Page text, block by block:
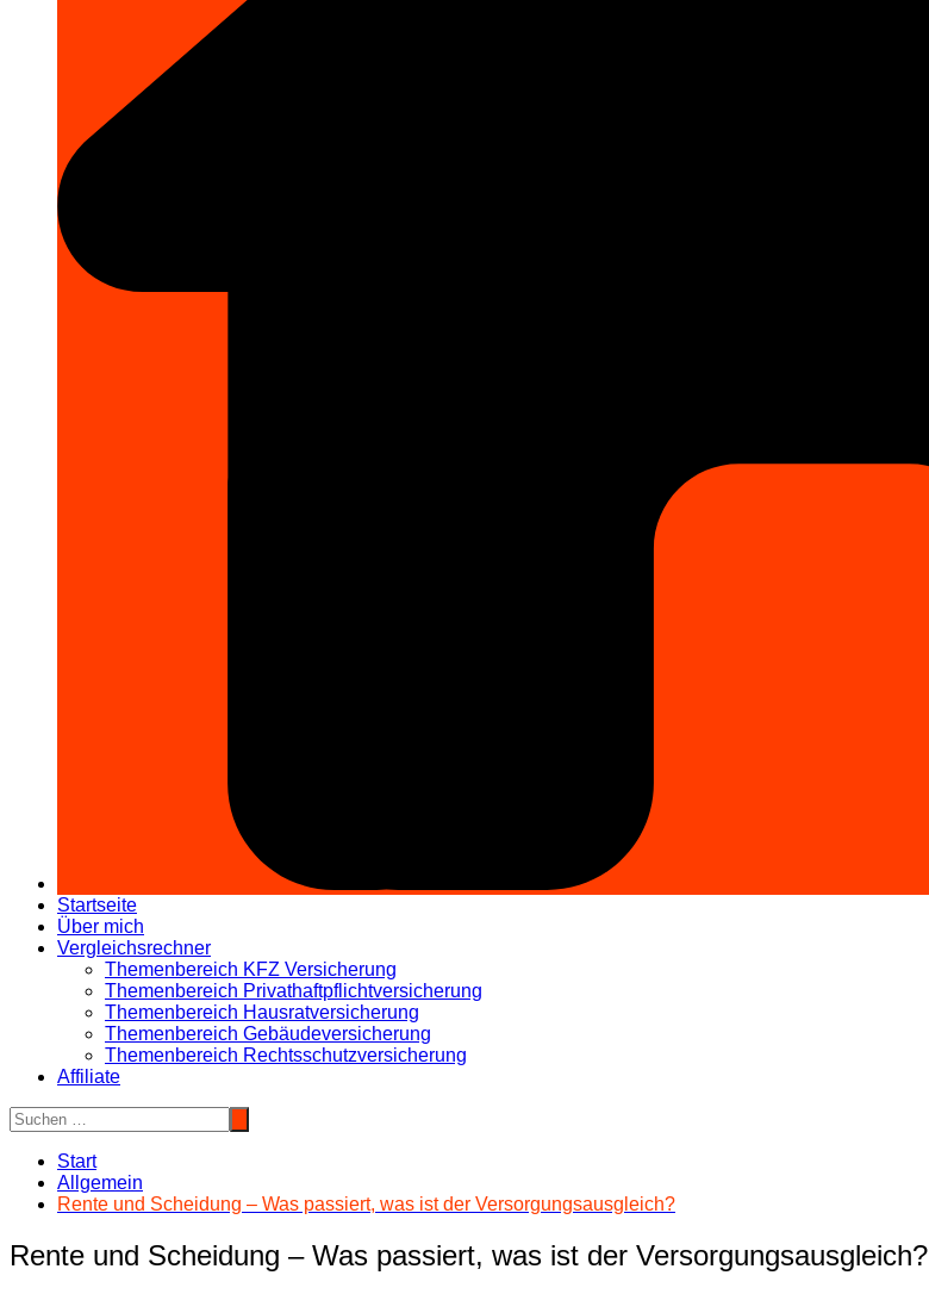
Startseite
Über mich
Vergleichsrechner
Themenbereich KFZ Versicherung
Themenbereich Privathaftpflichtversicherung
Themenbereich Hausratversicherung
Themenbereich Gebäudeversicherung
Themenbereich Rechtsschutzversicherung
Affiliate
Start
Allgemein
Rente und Scheidung – Was passiert, was ist der Versorgungsausgleich?
Rente und Scheidung – Was passiert, was ist der Versorgungsausgleich?